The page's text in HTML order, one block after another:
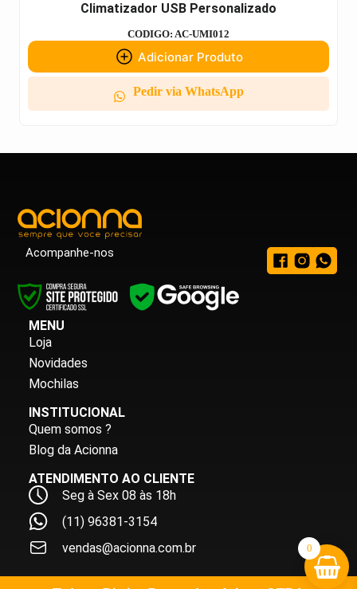
Climatizador USB Personalizado
CODIGO: AC-UMI012
Adicionar Produto
Pedir via WhatsApp
Acompanhe-nos
MENU
Loja
Novidades
Mochilas
INSTITUCIONAL
Quem somos ?
Blog da Acionna
ATENDIMENTO AO CLIENTE
Seg à Sex 08 às 18h
(11) 96381-3154
vendas@acionna.com.br
0